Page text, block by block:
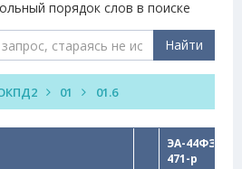
порядок слов в поиске
Найти
01 01.6
ЭА-44ФЗ
471-p